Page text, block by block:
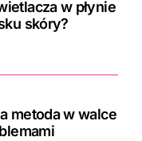
w płynie
skóry?
metoda w walce